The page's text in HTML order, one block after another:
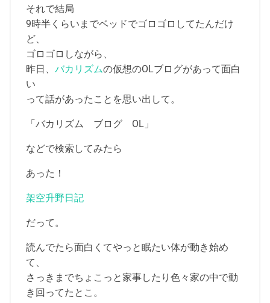
それで結局
9時半くらいまでベッドでゴロゴロしてたんだけ
ど、
ゴロゴロしながら、
昨日、 バカリズムの仮想のOLブログがあって面白
い
って話があったことを思い出して。
「バカリズム ブログ OL」
などで検索してみたら
あった！
架空升野日記
だって。
読んでたら面白くてやっと眠たい体が動き始め
て、
さっきまでちょこっと家事したり色々家の中で動
き回ってたとこ。